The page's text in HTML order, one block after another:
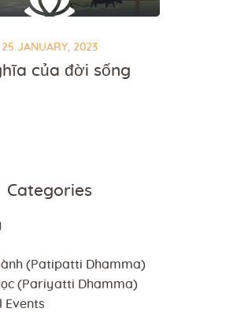
25 JANUARY, 2023
của đời sống
Categories
(Patipatti Dhamma)
(Pariyatti Dhamma)
Events